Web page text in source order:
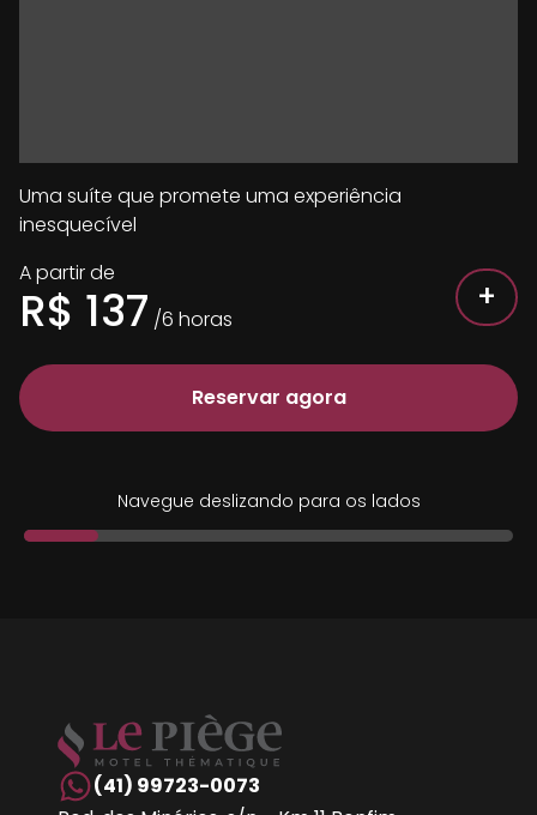
Uma suíte que promete uma experiência
inesquecível
A partir de
R$ 137 /6 horas
+
Reservar agora
Navegue deslizando para os lados
(41) 99723-0073